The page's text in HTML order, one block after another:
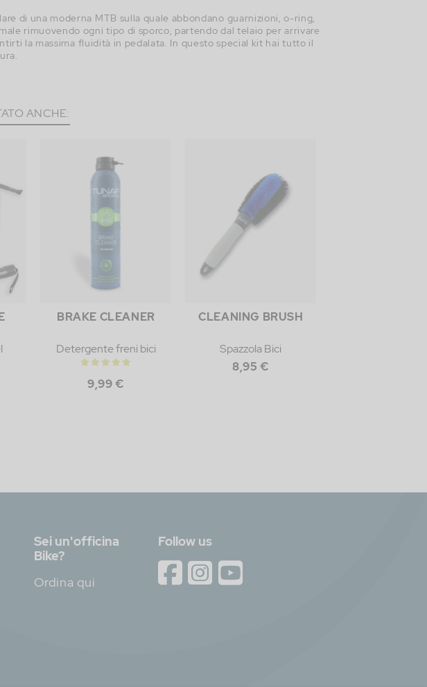
di una moderna MTB sulla quale abbondano guarnizioni, o-ring,
rimuovendo ogni tipo di sporco, partendo dal telaio per arrivare
la massima fluidità in pedalata. In questo special kit hai tutto il
ANCHE:
BRAKE CLEANER
Detergente freni bici
9,99 €
CLEANING BRUSH
Spazzola Bici
8,95 €
Sei un'officina
Bike?
Ordina qui
Follow us